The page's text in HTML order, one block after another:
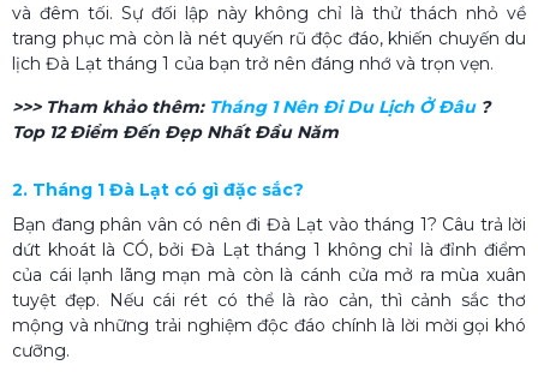
và đêm tối. Sự đối lập này không chỉ là thử thách nhỏ về
trang phục mà còn là nét quyến rũ độc đáo, khiến chuyến du
lịch Đà Lạt tháng 1 của bạn trở nên đáng nhớ và trọn vẹn.
>>> Tham khảo thêm: Tháng 1 Nên Đi Du Lịch Ở Đâu ?
Top 12 Điểm Đến Đẹp Nhất Đầu Năm
2. Tháng 1 Đà Lạt có gì đặc sắc?
Bạn đang phân vân có nên đi Đà Lạt vào tháng 1? Câu trả lời
dứt khoát là CÓ, bởi Đà Lạt tháng 1 không chỉ là đỉnh điểm
của cái lạnh lãng mạn mà còn là cánh cửa mở ra mùa xuân
tuyệt đẹp. Nếu cái rét có thể là rào cản, thì cảnh sắc thơ
mộng và những trải nghiệm độc đáo chính là lời mời gọi khó
cưỡng.